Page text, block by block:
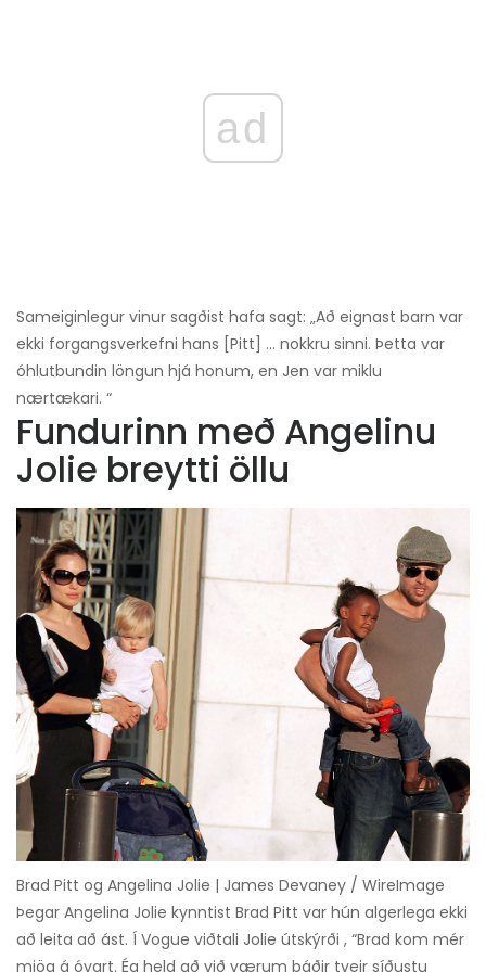
ad
Sameiginlegur vinur sagðist hafa sagt: „Að eignast barn var
ekki forgangsverkefni hans [Pitt] ... nokkru sinni. Þetta var
óhlutbundin löngun hjá honum, en Jen var miklu
nærtækari. “
Fundurinn með Angelinu
Jolie breytti öllu
Brad Pitt og Angelina Jolie | James Devaney / WireImage
Þegar Angelina Jolie kynntist Brad Pitt var hún algerlega ekki
að leita að ást. Í Vogue viðtali Jolie útskýrði , “Brad kom mér
mjög á óvart. Ég held að við værum báðir tveir síðustu